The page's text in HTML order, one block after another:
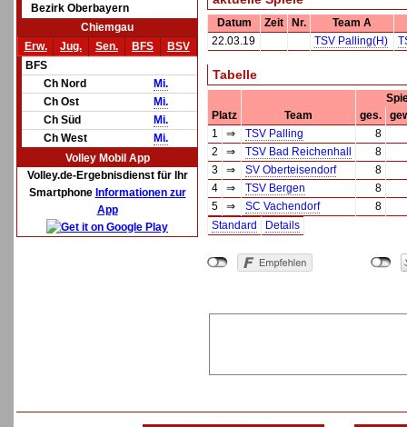
Bezirk Oberbayern
Chiemgau
Erw.
Jug. Sen. BFS
BSV
BFS
Ch Nord
Mi.
Ch Ost
Mi.
Ch Süd
Mi.
Ch West
Mi.
Volley Mobil App
Volley.de-Ergebnisdienst für Ihr
Smartphone Informationen zur
App
Datum Zeit Nr.
Team A
22.03.19
TSV Palling(H)
Tabelle
Platz
Team ges.
1
⇒ TSV Palling
8
2
⇒ TSV Bad Reichenhall
8
3
⇒ SV Oberteisendorf
8
4
⇒ TSV Bergen
8
5
⇒ SC Vachendorf
8
Standard
Details